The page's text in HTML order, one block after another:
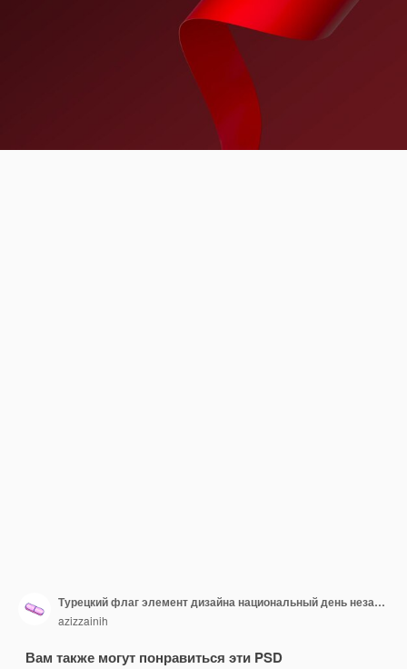
Турецкий флаг элемент дизайна национальный день независимости баннер лента psd
azizzainih
Вам также могут понравиться эти PSD